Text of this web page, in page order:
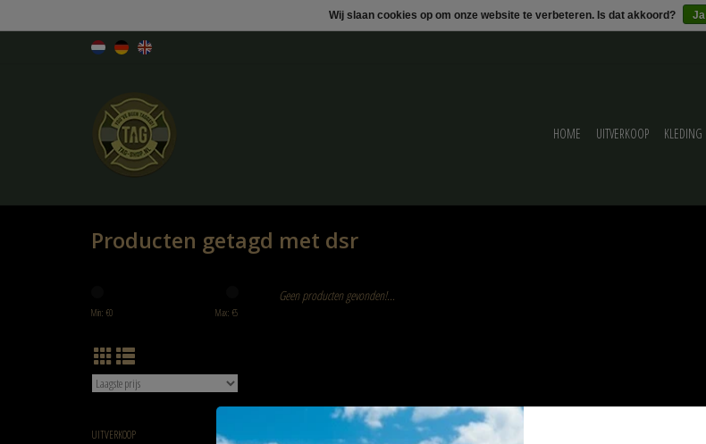
HOME UITVERKOOP KLEDING
Producten getagd met dsr
Min: €0 Max: €5
UITVERKOOP
Geen producten gevonden!...
Wij slaan cookies op om onze website te verbeteren. Is dat akkoord? Ja